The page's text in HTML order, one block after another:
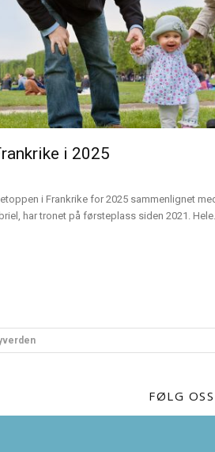
i 2025
i Frankrike for 2025 sammenlignet
har tronet på førsteplass siden 2021.
FØLG